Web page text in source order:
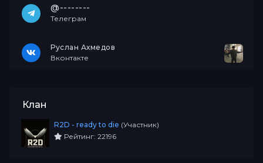
@--------
Телеграм
Руслан Ахмедов
Вконтакте
Клан
R2D - ready to die (Участник)
Рейтинг: 22196